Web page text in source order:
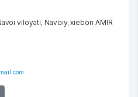
viloyati, Navoiy,xiеbon AMIR